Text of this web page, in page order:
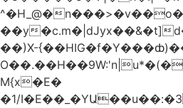
^�H_@�
��y�c.m�|dJyx��&�t]
��)X-
M{x�E�
�1/